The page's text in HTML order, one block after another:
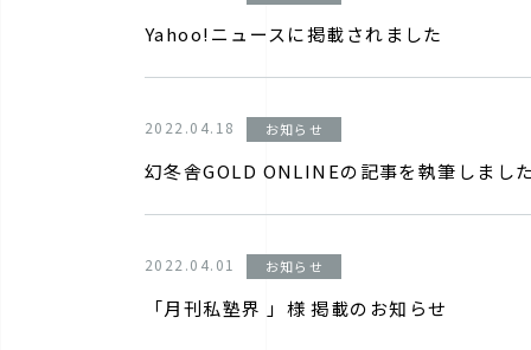
Yahoo!ニュースに掲載されました
2022.04.18 お知らせ
幻冬舎GOLD ONLINEの記事を執筆しまし
2022.04.01 お知らせ
「月刊私塾界 」様 掲載のお知らせ